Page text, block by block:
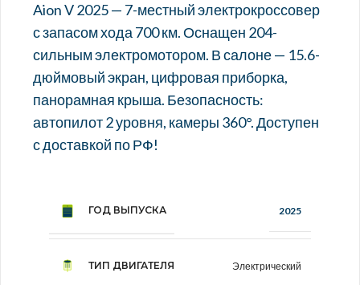
Aion V 2025 — 7-местный электрокроссовер
с запасом хода 700 км. Оснащен 204-
сильным электромотором. В салоне — 15.6-
дюймовый экран, цифровая приборка,
панорамная крыша. Безопасность:
автопилот 2 уровня, камеры 360°. Доступен
с доставкой по РФ!
ГОД ВЫПУСКА 2025
ТИП ДВИГАТЕЛЯ Электрический